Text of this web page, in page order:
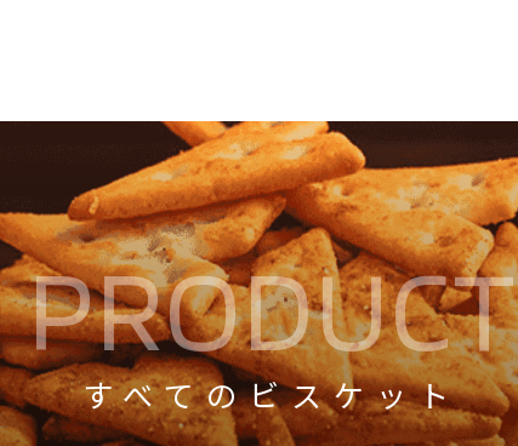
PRODUCT
すべてのビスケット